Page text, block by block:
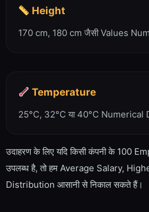
Height
170 cm, 180 cm जैसी Values
Temperature
25°C, 32°C या 40°C Numerical
उदाहरण के लिए यदि किसी कंपनी के 100
उपलब्ध है, तो हम Average Salary,
Distribution आसानी से निकाल सकते हैं।